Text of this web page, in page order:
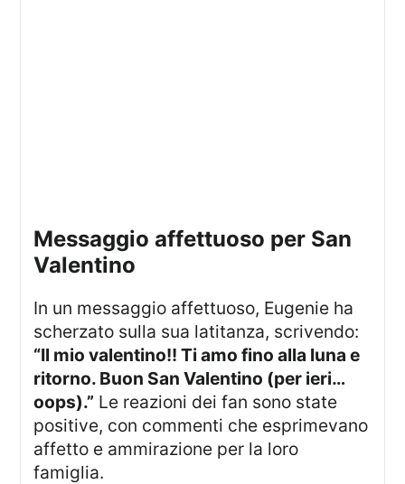
Messaggio affettuoso per San
Valentino
In un messaggio affettuoso, Eugenie ha
scherzato sulla sua latitanza, scrivendo:
“Il mio valentino!! Ti amo fino alla luna e
ritorno. Buon San Valentino (per ieri…
oops).” Le reazioni dei fan sono state
positive, con commenti che esprimevano
affetto e ammirazione per la loro
famiglia.